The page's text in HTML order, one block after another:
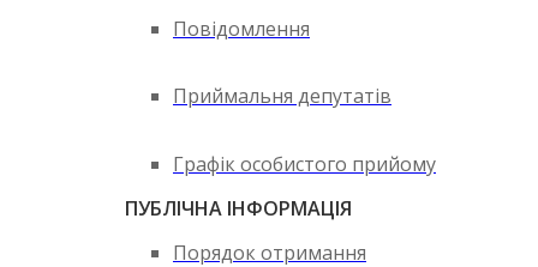
Повідомлення
Приймальня депутатів
Графік особистого прийому
ПУБЛІЧНА ІНФОРМАЦІЯ
Порядок отримання